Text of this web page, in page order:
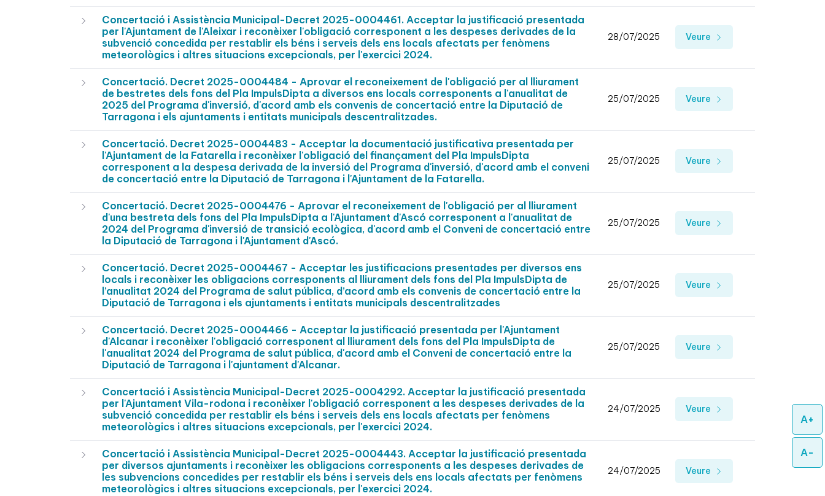
A+
A-
Concertació i Assistència Municipal-Decret 2025-0004461. Acceptar la justificació presentada
per l'Ajuntament de l'Aleixar i reconèixer l'obligació corresponent a les despeses derivades de la
subvenció concedida per restablir els béns i serveis dels ens locals afectats per fenòmens
meteorològics i altres situacions excepcionals, per l'exercici 2024.
28/07/2025 Veure
Concertació. Decret 2025-0004484 - Aprovar el reconeixement de l'obligació per al lliurament
de bestretes dels fons del Pla ImpulsDipta a diversos ens locals corresponents a l'anualitat de
2025 del Programa d'inversió, d'acord amb els convenis de concertació entre la Diputació de
Tarragona i els ajuntaments i entitats municipals descentralitzades.
25/07/2025 Veure
Concertació. Decret 2025-0004483 - Acceptar la documentació justificativa presentada per
l'Ajuntament de la Fatarella i reconèixer l'obligació del finançament del Pla ImpulsDipta
corresponent a la despesa derivada de la inversió del Programa d'inversió, d'acord amb el conveni
de concertació entre la Diputació de Tarragona i l'Ajuntament de la Fatarella.
25/07/2025 Veure
Concertació. Decret 2025-0004476 - Aprovar el reconeixement de l'obligació per al lliurament
d'una bestreta dels fons del Pla ImpulsDipta a l'Ajuntament d'Ascó corresponent a l'anualitat de
2024 del Programa d'inversió de transició ecològica, d'acord amb el Conveni de concertació entre
la Diputació de Tarragona i l'Ajuntament d'Ascó.
25/07/2025 Veure
Concertació. Decret 2025-0004467 - Acceptar les justificacions presentades per diversos ens
locals i reconèixer les obligacions corresponents al lliurament dels fons del Pla ImpulsDipta de
l’anualitat 2024 del Programa de salut pública, d’acord amb els convenis de concertació entre la
Diputació de Tarragona i els ajuntaments i entitats municipals descentralitzades
25/07/2025 Veure
Concertació. Decret 2025-0004466 - Acceptar la justificació presentada per l'Ajuntament
d'Alcanar i reconèixer l'obligació corresponent al lliurament dels fons del Pla ImpulsDipta de
l'anualitat 2024 del Programa de salut pública, d'acord amb el Conveni de concertació entre la
Diputació de Tarragona i l'ajuntament d'Alcanar.
25/07/2025 Veure
Concertació i Assistència Municipal-Decret 2025-0004292. Acceptar la justificació presentada
per l'Ajuntament Vila-rodona i reconèixer l'obligació corresponent a les despeses derivades de la
subvenció concedida per restablir els béns i serveis dels ens locals afectats per fenòmens
meteorològics i altres situacions excepcionals, per l'exercici 2024.
24/07/2025 Veure
Concertació i Assistència Municipal-Decret 2025-0004443. Acceptar la justificació presentada
per diversos ajuntaments i reconèixer les obligacions corresponents a les despeses derivades de
les subvencions concedides per restablir els béns i serveis dels ens locals afectats per fenòmens
meteorològics i altres situacions excepcionals, per l'exercici 2024.
24/07/2025 Veure